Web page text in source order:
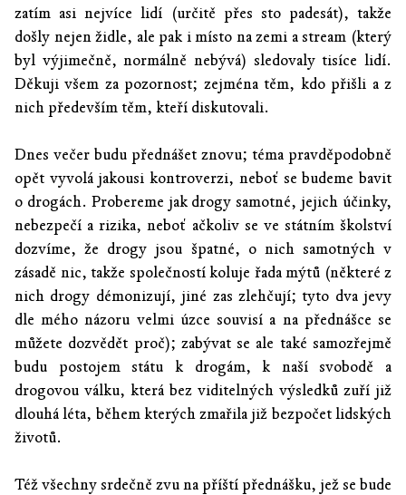
zatím asi nejvíce lidí (určitě přes sto padesát), takže
došly nejen židle, ale pak i místo na zemi a stream (který
byl výjimečně, normálně nebývá) sledovaly tisíce lidí.
Děkuji všem za pozornost; zejména těm, kdo přišli a z
nich především těm, kteří diskutovali.
Dnes večer budu přednášet znovu; téma pravděpodobně
opět vyvolá jakousi kontroverzi, neboť se budeme bavit
o drogách. Probereme jak drogy samotné, jejich účinky,
nebezpečí a rizika, neboť ačkoliv se ve státním školství
dozvíme, že drogy jsou špatné, o nich samotných v
zásadě nic, takže společností koluje řada mýtů (některé z
nich drogy démonizují, jiné zas zlehčují; tyto dva jevy
dle mého názoru velmi úzce souvisí a na přednášce se
můžete dozvědět proč); zabývat se ale také samozřejmě
budu postojem státu k drogám, k naší svobodě a
drogovou válku, která bez viditelných výsledků zuří již
dlouhá léta, během kterých zmařila již bezpočet lidských
životů.
Též všechny srdečně zvu na příští přednášku, jež se bude